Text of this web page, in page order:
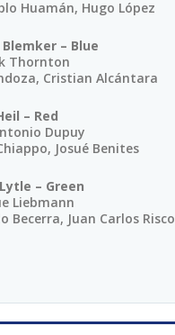
Huamán, Hugo López
– Blue
Thornton
Cristian Alcántara
– Red
Dupuy
Josué Benites
– Green
Liebmann
Becerra, Juan Carlos Risco